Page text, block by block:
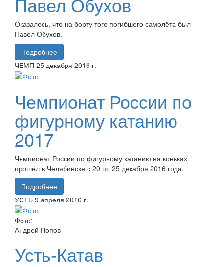
Оказалось, что на борту того погибшего самолёта был
Павел Обухов.
Подробнее
ЧЕМП 25 декабря 2016 г.
Чемпионат России по
фигурному катанию
2017
Чемпионат России по фигурному катанию на коньках
прошёл в Челябинске с 20 по 25 декабря 2016 года.
Подробнее
УСТЬ 9 апреля 2016 г.
Фото:
Андрей Попов
Усть-Катав